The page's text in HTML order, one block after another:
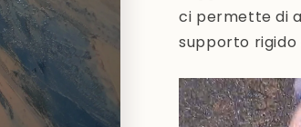
ci permette di
supporto rigido